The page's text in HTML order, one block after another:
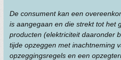
De consument kan een
is aangegaan en die strekt tot het
producten (elektriciteit daaronder
tijde opzeggen met inachtneming
opzeggingsregels en een